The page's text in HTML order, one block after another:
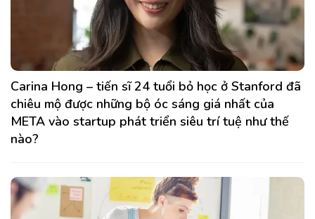
Carina Hong – tiến sĩ 24 tuổi bỏ học ở Stanford đã
chiêu mộ được những bộ óc sáng giá nhất của
META vào startup phát triển siêu trí tuệ như thế
nào?